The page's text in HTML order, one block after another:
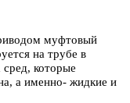
муфтовый
на трубе в
сред, которые
а именно- жидкие и